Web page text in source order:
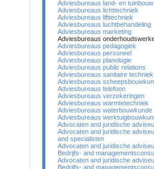
Adviesbureaus land- en tuinbouw
Adviesbureaus lichttechniek
Adviesbureaus lifttechniek
Adviesbureaus luchtbehandeling
Adviesbureaus marketing
Adviesbureaus
Adviesbureaus pedagogiek
Adviesbureaus personeel
Adviesbureaus planologie
Adviesbureaus public relations
Adviesbureaus sanitaire techniek
Adviesbureaus
Adviesbureaus telefoon
Adviesbureaus verzekeringen
Adviesbureaus warmtetechniek
Adviesbureaus waterbouwkunde
Adviesbureaus
Advocaten and juridische
Advocaten and juridische
and specialisten
Advocaten and juridische
Bedrijfs- and
Advocaten and juridische
Bedrijfs- and